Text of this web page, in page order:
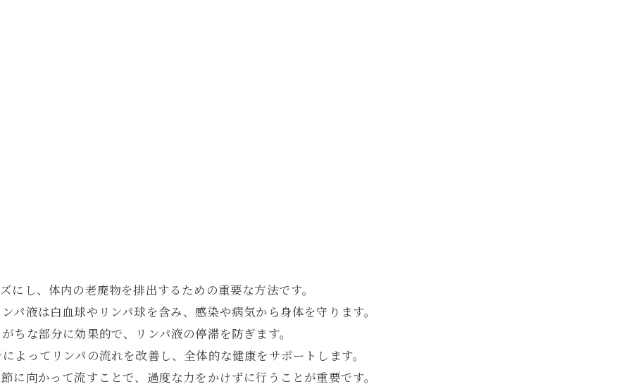
にし、体内の老廃物を排出するための重要な方法です。
パ液は白血球やリンパ球を含み、感染や病気から身体を守ります。
ちな部分に効果的で、リンパ液の停滞を防ぎます。
よってリンパの流れを改善し、全体的な健康をサポートします。
に向かって流すことで、過度な力をかけずに行うことが重要です。